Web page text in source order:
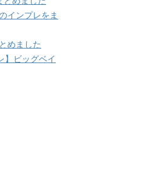
インプレをま
めました
】ビッグベイ